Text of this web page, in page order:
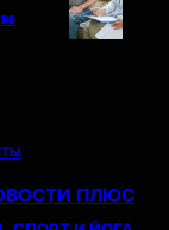
ПЛЮС